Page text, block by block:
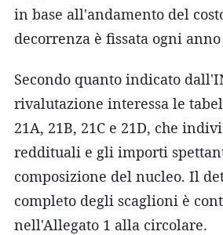
in base all'andamento del
decorrenza è fissata ogni
Secondo quanto indicato
rivalutazione interessa le
21A, 21B, 21C e 21D, che
reddituali e gli importi
composizione del nucleo. Il
completo degli scaglioni è
nell'Allegato 1 alla circolare.